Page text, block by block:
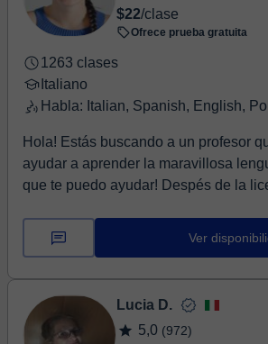
$22/clase
Ofrece prueba gratuita
1263 clases
Italiano
Habla: Italian, Spanish, English,
Hola! Estás buscando a un profesor que te pueda
ayudar a aprender la maravillosa
que te puedo ayudar! Despés
Ver
Lucia D.
5,0 (972)